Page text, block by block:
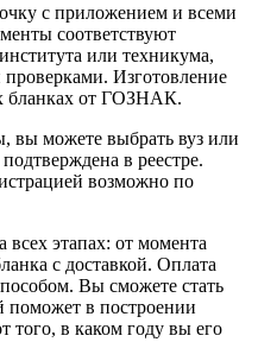
с приложением и всеми
соответствуют
или техникума,
Изготовление
бланках от ГОЗНАК.
вы можете выбрать вуз или
в реестре.
возможно по
этапах: от момента
с доставкой. Оплата
Вы сможете стать
поможет в построении
того, в каком году вы его